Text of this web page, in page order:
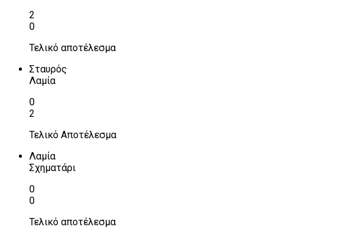
2
0
Τελικό αποτέλεσμα
Σταυρός
Λαμία
0
2
Τελικό Αποτέλεσμα
Λαμία
Σχηματάρι
0
0
Τελικό αποτέλεσμα